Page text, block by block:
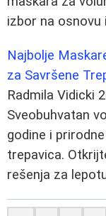
izbor na osnovu
Najbolje
za Savršene
Radmila Vidicki
Sveobuhvatan
godine i
trepavica.
rešenja za